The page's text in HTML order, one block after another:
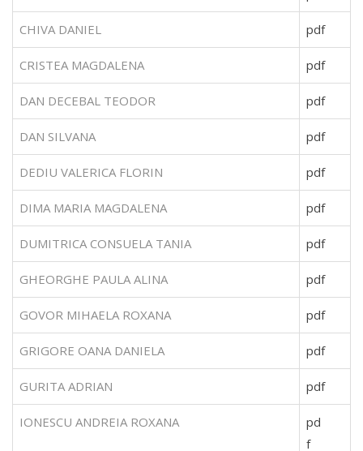
CHIVA DANIEL pdf
CRISTEA MAGDALENA pdf
DAN DECEBAL TEODOR pdf
DAN SILVANA pdf
DEDIU VALERICA FLORIN pdf
DIMA MARIA MAGDALENA pdf
DUMITRICA CONSUELA TANIA pdf
GHEORGHE PAULA ALINA pdf
GOVOR MIHAELA ROXANA pdf
GRIGORE OANA DANIELA pdf
GURITA ADRIAN pdf
IONESCU ANDREIA ROXANA
pd
f